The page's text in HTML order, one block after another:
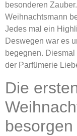
besonderen
Weihnachtsmann
Jedes mal ein
Deswegen war es
begegnen.
der Parfümerie
Die
besorgen